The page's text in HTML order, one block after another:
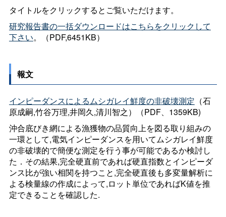
タイトルをクリックするとご覧いただけます。
研究報告書の一括ダウンロードはこちらをクリックして
下さい。（PDF,6451KB）
報文
インピーダンスによるムシガレイ鮮度の非破壊測定 （石
原成嗣,竹谷万理,井岡久,清川智之）（PDF、1359KB)
沖合底びき網による漁獲物の品質向上を図る取り組みの
一環として,電気インピーダンスを用いてムシガレイ鮮度
の非破壊的で簡便な測定を行う事が可能であるか検討し
た．その結果,完全硬直前であれば硬直指数とインピーダ
ンス比が強い相関を持つこと,完全硬直後も多変量解析に
よる検量線の作成によって,ロット単位であればK値を推
定できることを確認した.